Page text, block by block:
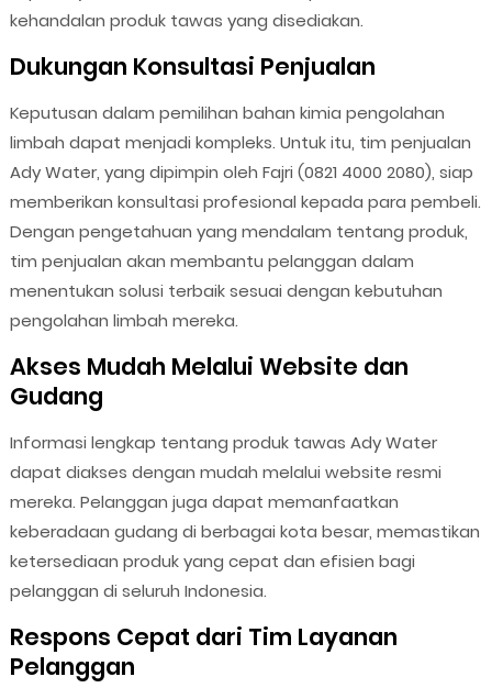
kehandalan produk tawas yang disediakan.
Dukungan Konsultasi Penjualan
Keputusan dalam pemilihan bahan kimia pengolahan
limbah dapat menjadi kompleks. Untuk itu, tim penjualan
Ady Water, yang dipimpin oleh Fajri (0821 4000 2080), siap
memberikan konsultasi profesional kepada para pembeli.
Dengan pengetahuan yang mendalam tentang produk,
tim penjualan akan membantu pelanggan dalam
menentukan solusi terbaik sesuai dengan kebutuhan
pengolahan limbah mereka.
Akses Mudah Melalui Website dan
Gudang
Informasi lengkap tentang produk tawas Ady Water
dapat diakses dengan mudah melalui website resmi
mereka. Pelanggan juga dapat memanfaatkan
keberadaan gudang di berbagai kota besar, memastikan
ketersediaan produk yang cepat dan efisien bagi
pelanggan di seluruh Indonesia.
Respons Cepat dari Tim Layanan
Pelanggan